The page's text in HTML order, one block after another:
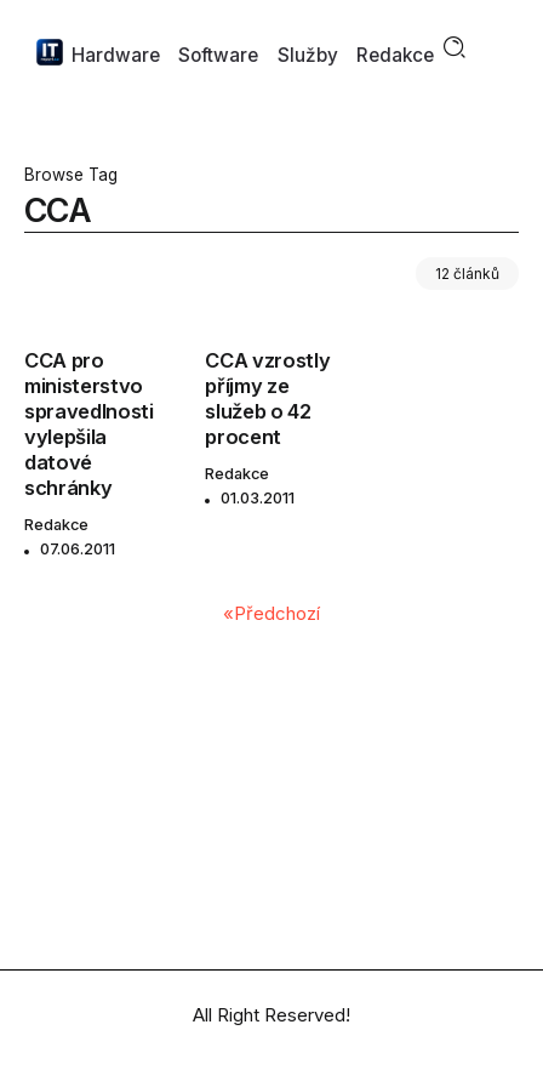
Hardware Software Služby Redakce
Browse Tag
CCA
12 článků
CCA pro
ministerstvo
spravedlnosti
vylepšila
datové
schránky
Redakce
07.06.2011
CCA vzrostly
příjmy ze
služeb o 42
procent
Redakce
01.03.2011
«Předchozí
All Right Reserved!